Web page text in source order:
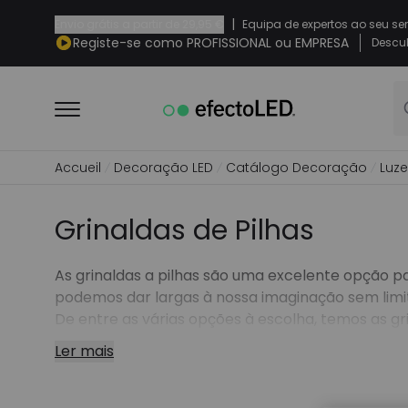
| Equipa de expertos ao seu
Registe-se como PROFISSIONAL ou EMPRESA
Accueil Decoração LED Catálogo Decoração
Grinaldas de Pilhas
As grinaldas a pilhas são uma excelente opção
podemos dar largas à nossa imaginação sem
De entre as várias opções à escolha, temos as
originais.
Ler mais